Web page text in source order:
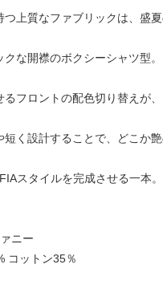
上質なファブリックは、盛
な開襟のボクシーシャツ型。
フロントの配色切り替えが
く設計することで、どこか
スタイルを完成させる一本。
ニー
コットン35％